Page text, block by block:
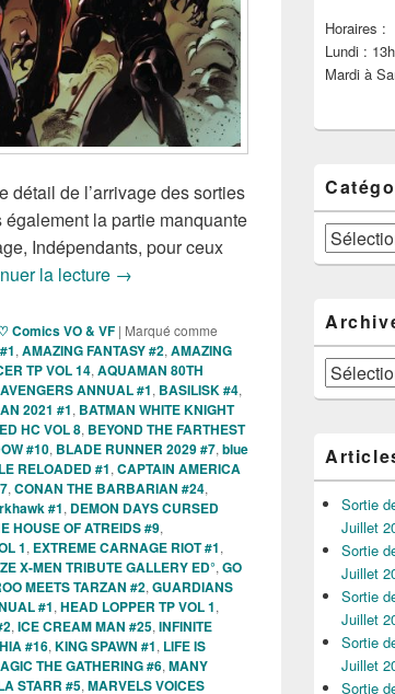
détail de l’arrivage des sorties
la partie manquante
Indépendants, pour ceux
la lecture Sorties des comics VO du 1er
→
Comics VO & VF | Marqué comme
, AMAZING FANTASY #2, AMAZING
TP VOL 14, AQUAMAN 80TH
AVENGERS ANNUAL #1, BASILISK #4,
2021 #1, BATMAN WHITE KNIGHT
HC VOL 8, BEYOND THE FARTHEST
#10, BLADE RUNNER 2029 #7, blue
RELOADED #1, CAPTAIN AMERICA
, CONAN THE BARBARIAN #24,
#1, DEMON DAYS CURSED
HOUSE OF ATREIDS #9,
1, EXTREME CARNAGE RIOT #1,
X-MEN TRIBUTE GALLERY ED°, GO
MEETS TARZAN #2, GUARDIANS
#1, HEAD LOPPER TP VOL 1,
, ICE CREAM MAN #25, INFINITE
#16, KING SPAWN #1, LIFE IS
THE GATHERING #6, MANY
STARR #5, MARVELS VOICES
Horaires :
Lundi :
Mardi à
Catégories
Archives
Sortie
Juillet
Sortie
Juillet
Sortie
Juillet
Sortie
Juillet
Sortie